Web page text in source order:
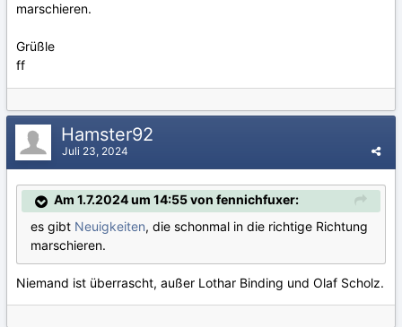
marschieren.
Grüßle
ff
Hamster92
Juli 23, 2024
Am 1.7.2024 um 14:55 von fennichfuxer:
es gibt Neuigkeiten, die schonmal in die richtige Richtung
marschieren.
Niemand ist überrascht, außer Lothar Binding und Olaf Scholz.